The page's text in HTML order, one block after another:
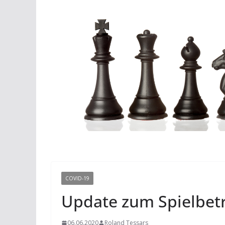
COVID-19
Update zum
06.06.2020 Roland Tessars